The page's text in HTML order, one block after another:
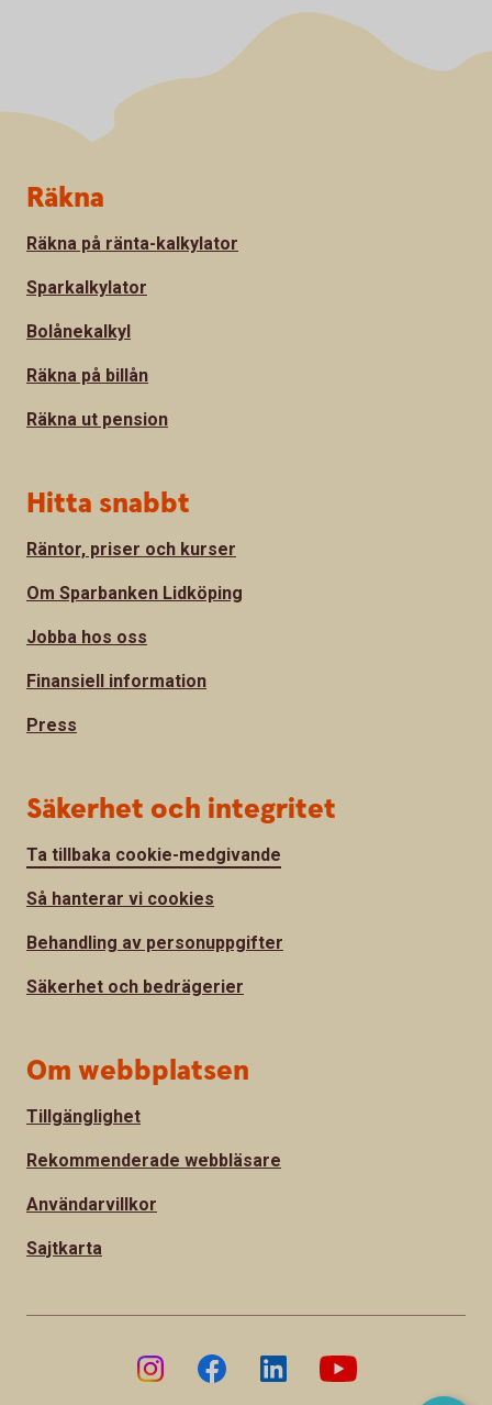
Sidfot
Räkna
Räkna på ränta-kalkylator
Sparkalkylator
Bolånekalkyl
Räkna på billån
Räkna ut pension
Hitta snabbt
Räntor, priser och kurser
Om Sparbanken Lidköping
Jobba hos oss
Finansiell information
Press
Säkerhet och integritet
Ta tillbaka cookie-medgivande
Så hanterar vi cookies
Behandling av personuppgifter
Säkerhet och bedrägerier
Om webbplatsen
Tillgänglighet
Rekommenderade webbläsare
Användarvillkor
Sajtkarta